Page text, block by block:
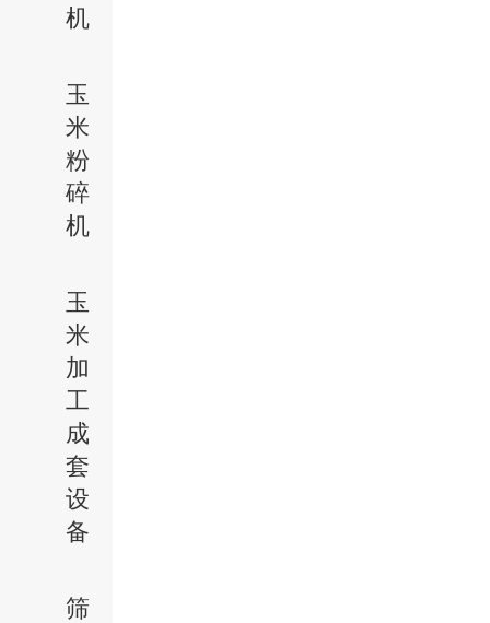
机
玉
米
粉
碎
机
玉
米
加
工
成
套
设
备
筛